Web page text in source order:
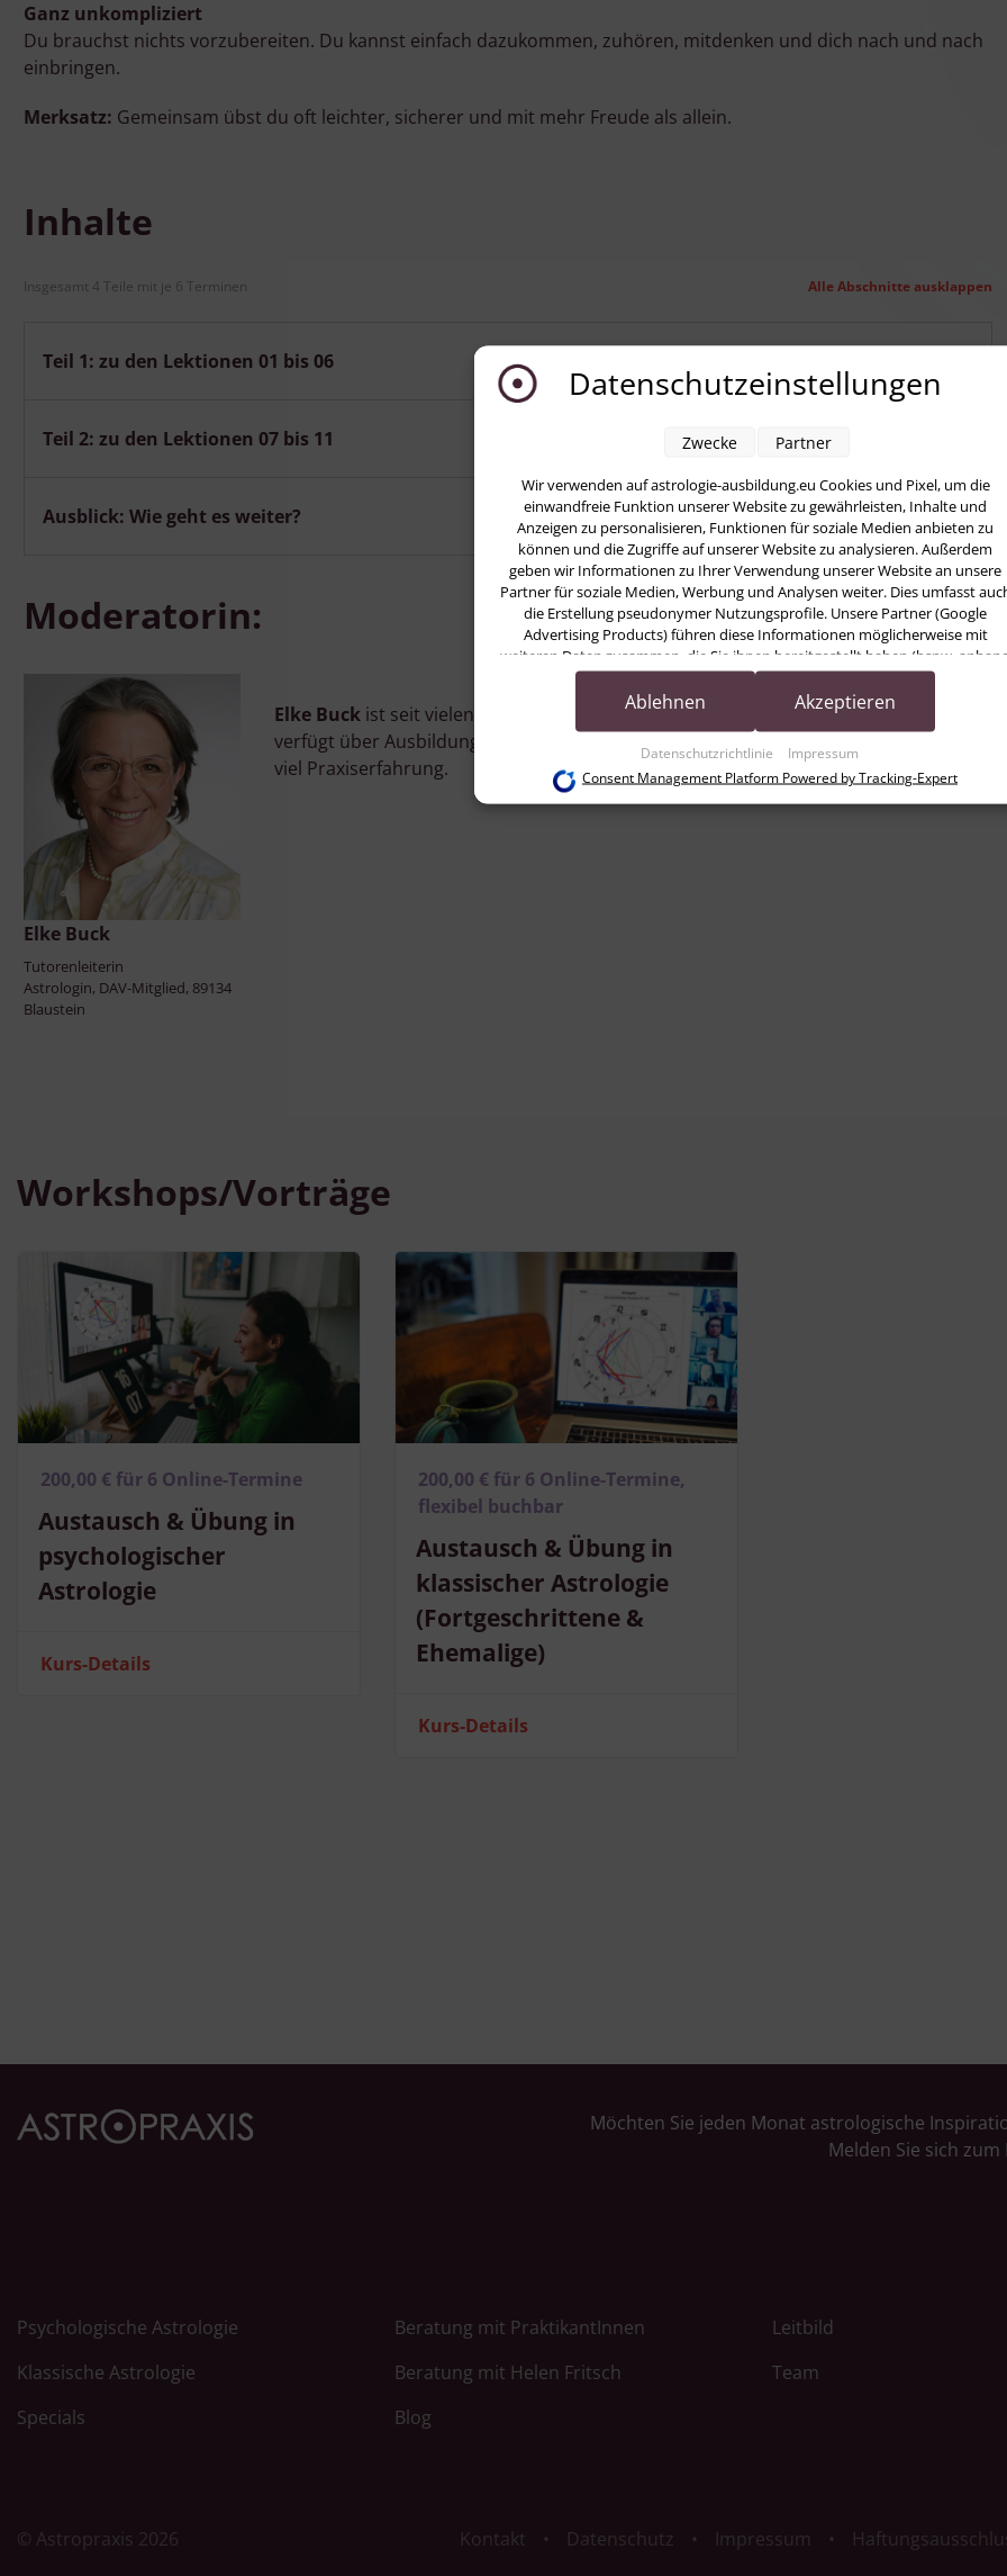
Ganz unkompliziert
Du brauchst nichts vorzubereiten. Du kannst einfach dazukommen, zuhören, mitdenken und dich nach und nach
einbringen.
Merksatz: Gemeinsam übst du oft leichter, sicherer und mit mehr Freude als allein.
Inhalte
Insgesamt 4 Teile mit je 6 Terminen Alle Abschnitte ausklappen
Teil 1: zu den Lektionen 01 bis 06
Teil 2: zu den Lektionen 07 bis 11
Ausblick: Wie geht es weiter?
Moderatorin:
Elke Buck
Tutorenleiterin
Astrologin, DAV-Mitglied, 89134
Blaustein
Elke Buck ist seit vielen Jahren Tutorin und Tutorin-Leiterin in der Astropraxis. Sie
verfügt über Ausbildungen in psychologischer und klassischer Astrologie sowie über
viel Praxiserfahrung.
Workshops/Vorträge
200,00 € für 6 Online-Termine
Austausch & Übung in
psychologischer
Astrologie
Kurs-Details
200,00 € für 6 Online-Termine,
flexibel buchbar
Austausch & Übung in
klassischer Astrologie
(Fortgeschrittene &
Ehemalige)
Kurs-Details
Möchten Sie jeden Monat astrologische
Melden Sie sich
Psychologische Astrologie
Klassische Astrologie
Specials
Beratung mit PraktikantInnen
Beratung mit Helen Fritsch
Blog
Leitbild
Team
© Astropraxis 2026 Kontakt Datenschutz Impressum
Datenschutzeinstellungen
Wir verwenden auf astrologie-ausbildung.eu Cookies und Pixel, um die
einwandfreie Funktion unserer Website zu gewährleisten, Inhalte und
Anzeigen zu personalisieren, Funktionen für soziale Medien anbieten zu
können und die Zugriffe auf unserer Website zu analysieren. Außerdem
geben wir Informationen zu Ihrer Verwendung unserer Website an unsere
Partner für soziale Medien, Werbung und Analysen weiter. Dies umfasst
die Erstellung pseudonymer Nutzungsprofile. Unsere Partner (Google
Advertising Products) führen diese Informationen möglicherweise mit
weiteren Daten zusammen, die Sie ihnen bereitgestellt haben (bspw.
eines persönlichen Accounts) oder welche sie im Rahmen Ihrer Nutzung der
Dienste gesammelt haben (bspw. Nutzungsdaten anderer Geräte). Ihre
Einwilligung zur Nutzung von Cookies und Pixeln können Sie jederzeit
dort die entsprechenden Anpassungen vornehmen.
Zwecke der Datenverarbeitung durch unsere Partner:
Datenschutzrichtlinie Impressum
Zwecke Partner
Ablehnen Akzeptieren
Consent Management Platform Powered by Tracking-Expert